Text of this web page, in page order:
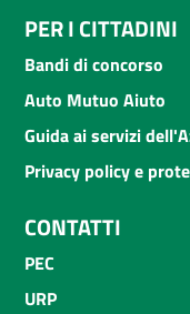
PER I CITTADINI
Bandi di concorso
Auto Mutuo Aiuto
Guida ai servizi
Privacy policy e
CONTATTI
PEC
URP